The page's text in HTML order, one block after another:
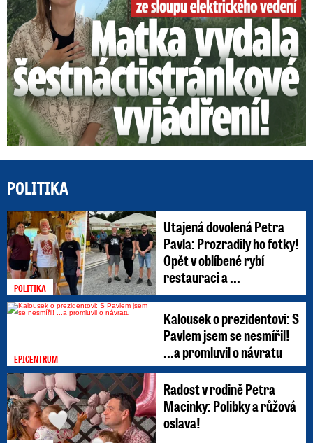
POLITIKA
POLITIKA
Utajená dovolená Petra
Pavla: Prozradily ho fotky!
Opět v oblíbené rybí
restauraci a ...
EPICENTRUM
Kalousek o prezidentovi: S
Pavlem jsem se nesmířil!
...a promluvil o návratu
Radost v rodině Petra
Macinky: Polibky a růžová
oslava!